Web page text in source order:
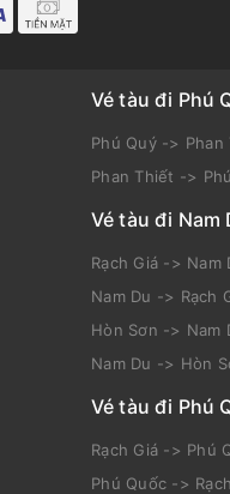
Vé tàu đi Phú
Phú Quý -> Phan
Phan Thiết ->
Vé tàu đi Nam
Rạch Giá -> Nam
Nam Du -> Rạch
Hòn Sơn -> Nam
Nam Du -> Hòn
Vé tàu đi Phú
Rạch Giá -> Phú
Phú Quốc ->